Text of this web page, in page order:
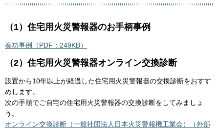
（1）住宅用火災警報器のお手柄事例
奏功事例（PDF：249KB）
（2）住宅用火災警報器オンライン交換診断
設置から10年以上が経過した住宅用火災警報器の交換診断をおすす
めします。
次の手順でご自宅の住宅用火災警報器の交換診断をしてみましょ
う。
オンライン交換診断（一般社団法人日本火災警報機工業会）（外部